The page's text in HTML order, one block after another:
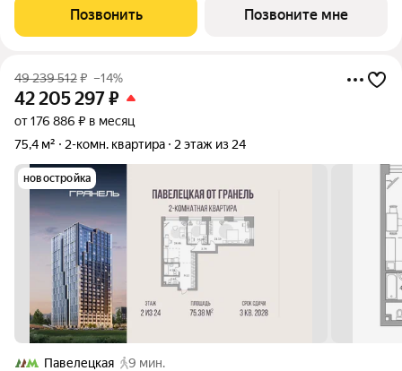
во двор. «Павелецкая от Гранель» проект бизнес-класса в
историческом
Позвонить Позвоните мне
49 239 512₽ –14%
42 205 297₽
от 176 886 ₽ в месяц
75,4 м²
2-комн. квартира 2 этаж из 24
новостройка
Павелецкая
9 мин.